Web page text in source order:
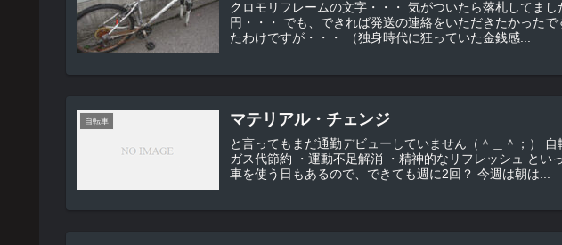
クロモリフレームの文字・・・ 気がついたら落札してました（＾＿＾；） 送料合わせて1930
円・・・ でも、できれば発送の連絡をいただきたかったです。 一言もなしに家に自転車が届い
たわけですが・・・ （独身時代に狂っていた金銭感...
自転車 マテリアル・チェンジ
と言ってもまだ通勤デビューしていません（＾＿＾；） 自転車通勤を始めるコンセプトは？ ・
ガス代節約 ・運動不足解消 ・精神的なリフレッシュ といったところでしょうか・・・ 仕事で
車を使う日もあるので、できても週に2回？ 今週は朝は...